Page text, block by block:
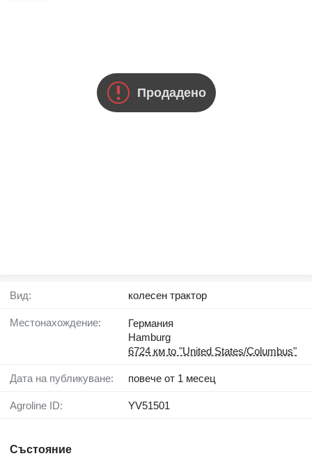
Продадено
Вид: колесен трактор
Местонахождение:
Германия
Hamburg
6724 км to "United States/Columbus"
Дата на публикуване: повече от 1 месец
Agroline ID: YV51501
Състояние